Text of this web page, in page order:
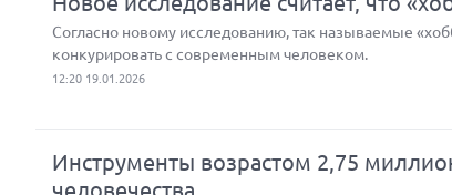
Согласно новому исследованию, так называемые
конкурировать с современным человеком.
12:20 19.01.2026
Инструменты возрастом 2,75